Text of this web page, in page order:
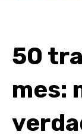
50
mes: